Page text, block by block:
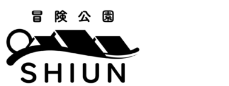
容
を
ス